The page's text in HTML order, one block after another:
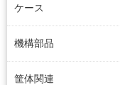
ケース
機構部品
筐体関連